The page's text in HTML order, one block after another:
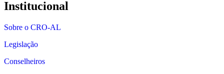
Institucional
Sobre o CRO-AL
Legislação
Conselheiros